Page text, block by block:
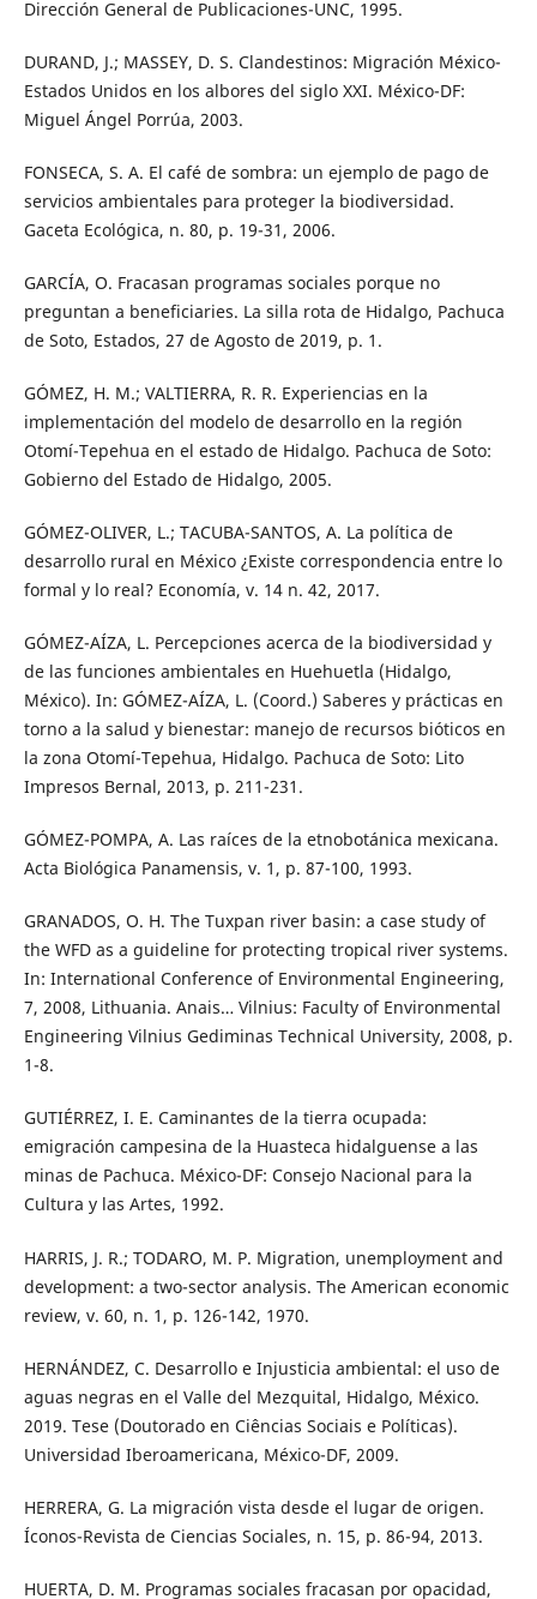
Dirección General de Publicaciones-UNC, 1995.
DURAND, J.; MASSEY, D. S. Clandestinos: Migración México-
Estados Unidos en los albores del siglo XXI. México-DF:
Miguel Ángel Porrúa, 2003.
FONSECA, S. A. El café de sombra: un ejemplo de pago de
servicios ambientales para proteger la biodiversidad.
Gaceta Ecológica, n. 80, p. 19-31, 2006.
GARCÍA, O. Fracasan programas sociales porque no
preguntan a beneficiaries. La silla rota de Hidalgo, Pachuca
de Soto, Estados, 27 de Agosto de 2019, p. 1.
GÓMEZ, H. M.; VALTIERRA, R. R. Experiencias en la
implementación del modelo de desarrollo en la región
Otomí-Tepehua en el estado de Hidalgo. Pachuca de Soto:
Gobierno del Estado de Hidalgo, 2005.
GÓMEZ-OLIVER, L.; TACUBA-SANTOS, A. La política de
desarrollo rural en México ¿Existe correspondencia entre lo
formal y lo real? Economía, v. 14 n. 42, 2017.
GÓMEZ-AÍZA, L. Percepciones acerca de la biodiversidad y
de las funciones ambientales en Huehuetla (Hidalgo,
México). In: GÓMEZ-AÍZA, L. (Coord.) Saberes y prácticas en
torno a la salud y bienestar: manejo de recursos bióticos en
la zona Otomí-Tepehua, Hidalgo. Pachuca de Soto: Lito
Impresos Bernal, 2013, p. 211-231.
GÓMEZ-POMPA, A. Las raíces de la etnobotánica mexicana.
Acta Biológica Panamensis, v. 1, p. 87-100, 1993.
GRANADOS, O. H. The Tuxpan river basin: a case study of
the WFD as a guideline for protecting tropical river systems.
In: International Conference of Environmental Engineering,
7, 2008, Lithuania. Anais… Vilnius: Faculty of Environmental
Engineering Vilnius Gediminas Technical University, 2008, p.
1-8.
GUTIÉRREZ, I. E. Caminantes de la tierra ocupada:
emigración campesina de la Huasteca hidalguense a las
minas de Pachuca. México-DF: Consejo Nacional para la
Cultura y las Artes, 1992.
HARRIS, J. R.; TODARO, M. P. Migration, unemployment and
development: a two-sector analysis. The American economic
review, v. 60, n. 1, p. 126-142, 1970.
HERNÁNDEZ, C. Desarrollo e Injusticia ambiental: el uso de
aguas negras en el Valle del Mezquital, Hidalgo, México.
2019. Tese (Doutorado en Ciências Sociais e Políticas).
Universidad Iberoamericana, México-DF, 2009.
HERRERA, G. La migración vista desde el lugar de origen.
Íconos-Revista de Ciencias Sociales, n. 15, p. 86-94, 2013.
HUERTA, D. M. Programas sociales fracasan por opacidad,